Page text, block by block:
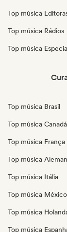
Top música
Top música Rádios
Top música
Top música Brasil
Top música Canadá
Top música França
Top música
Top música Itália
Top música México
Top música
Top música